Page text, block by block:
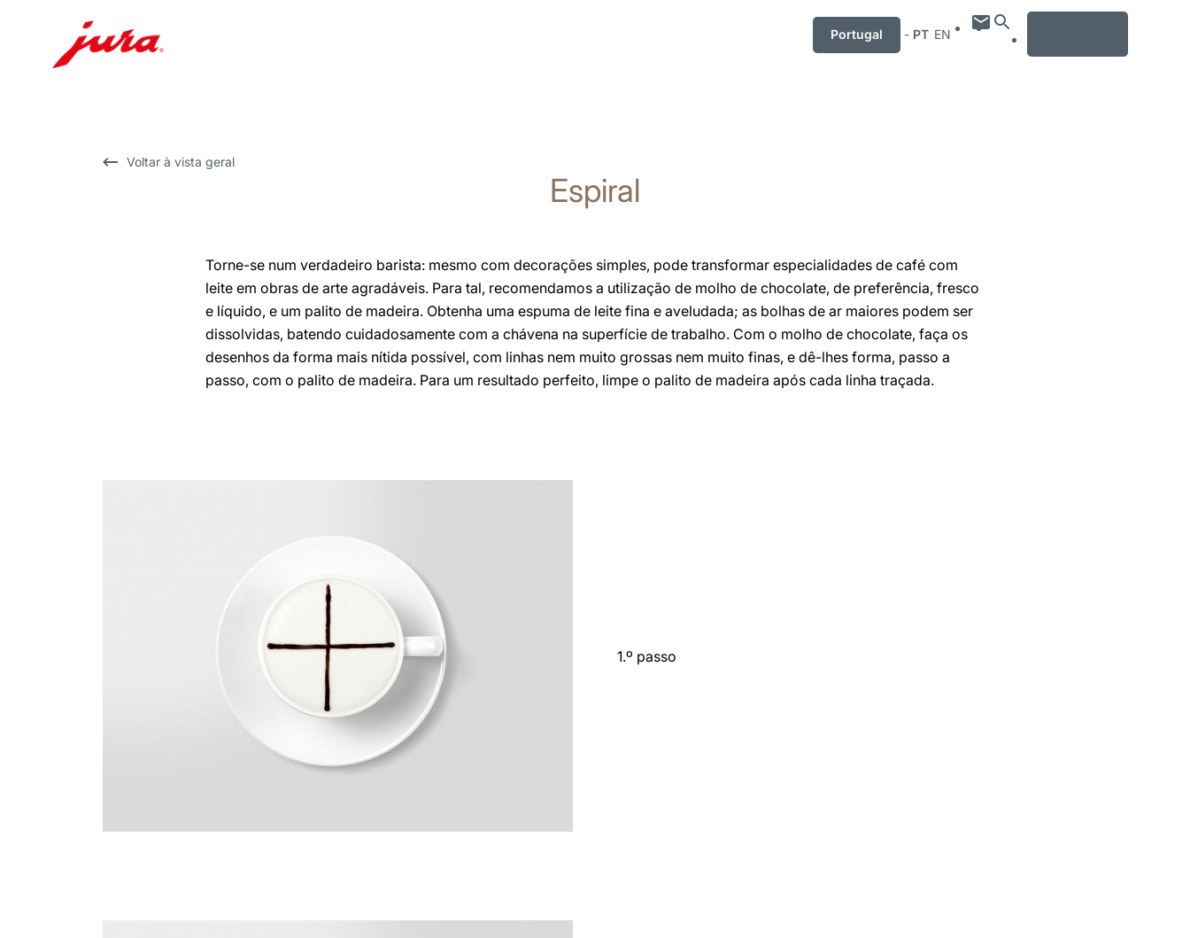
Portugal - PT EN
Voltar à vista geral
Espiral
Torne-se num verdadeiro barista: mesmo com decorações simples, pode transformar especialidades de café com
leite em obras de arte agradáveis. Para tal, recomendamos a utilização de molho de chocolate, de preferência, fresco
e líquido, e um palito de madeira. Obtenha uma espuma de leite fina e aveludada; as bolhas de ar maiores podem ser
dissolvidas, batendo cuidadosamente com a chávena na superfície de trabalho. Com o molho de chocolate, faça os
desenhos da forma mais nítida possível, com linhas nem muito grossas nem muito finas, e dê-lhes forma, passo a
passo, com o palito de madeira. Para um resultado perfeito, limpe o palito de madeira após cada linha traçada.
1.º passo